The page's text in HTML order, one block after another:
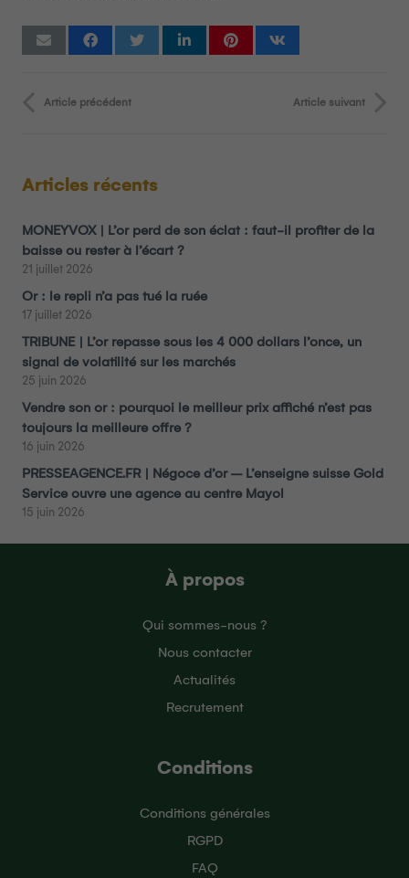
Article précédent Article suivant
Articles récents
MONEYVOX | L’or perd de son éclat : faut-il profiter de la
baisse ou rester à l’écart ?
21 juillet 2026
Or : le repli n’a pas tué la ruée
17 juillet 2026
TRIBUNE | L’or repasse sous les 4 000 dollars l’once, un
signal de volatilité sur les marchés
25 juin 2026
Vendre son or : pourquoi le meilleur prix affiché n’est pas
toujours la meilleure offre ?
16 juin 2026
PRESSEAGENCE.FR | Négoce d’or – L’enseigne suisse Gold
Service ouvre une agence au centre Mayol
15 juin 2026
À propos
Qui sommes-nous ?
Nous contacter
Actualités
Recrutement
Conditions
Conditions générales
RGPD
FAQ